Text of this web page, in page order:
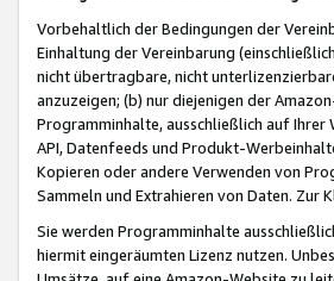
Vorbehaltlich der Bedingungen der
Einhaltung der Vereinbarung
nicht übertragbare, nicht
anzuzeigen; (b) nur diejenigen der
Programminhalte, ausschließlich auf Ihrer
API, Datenfeeds und Produkt-
Kopieren oder andere Verwenden von
Sammeln und Extrahieren von Daten. Zur
Sie werden Programminhalte
hiermit eingeräumten Lizenz nutzen.